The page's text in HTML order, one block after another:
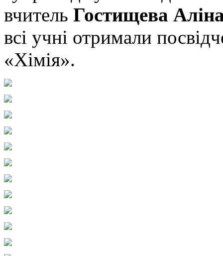
вчитель Гостищева
всі учні отримали
«Хімія».